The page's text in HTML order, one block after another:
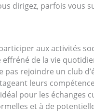
dirigez, parfois vous
aux activités
de la vie
rejoindre un club
leurs
pour les échanges
et à de